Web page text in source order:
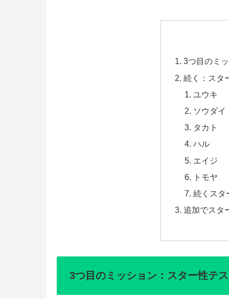
3つ目のミ
続く：スタ
ユウキ
ソウダイ
タカト
ハル
エイジ
トモヤ
続くスタ
追加でスタ
3つ目のミッション：スター性テ